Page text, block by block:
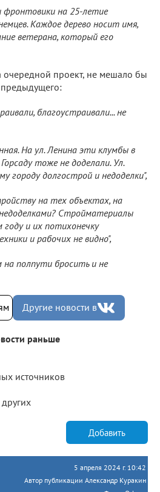
фронтовики на 25-летие
Каждое дерево носит имя,
ветерана, который его
очередной проект, не мешало бы
благоустраивали... не
На ул. Ленина эти клумбы в
тоже не доделали. Ул.
городу долгострой и недоделки",
на тех объектах, на
Стройматериалы
и их потихонечку
и рабочих не видно",
полпути бросить и не
Другие новости в
раньше
источников
Добавить
5 апреля 2024 г. 10:42
Автор публикации Александр Куракин